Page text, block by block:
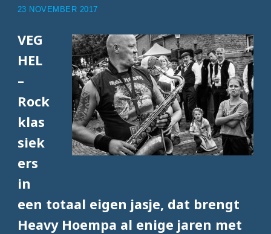
23 NOVEMBER 2017
VEG
HEL
–
Rock
klas
siek
ers
in
een totaal eigen jasje, dat brengt
Heavy Hoempa al enige jaren met